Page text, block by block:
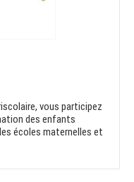
vous participez
des enfants
écoles maternelles et